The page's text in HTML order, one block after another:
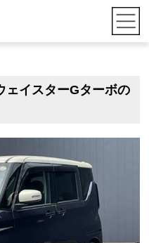
イスターGターボの